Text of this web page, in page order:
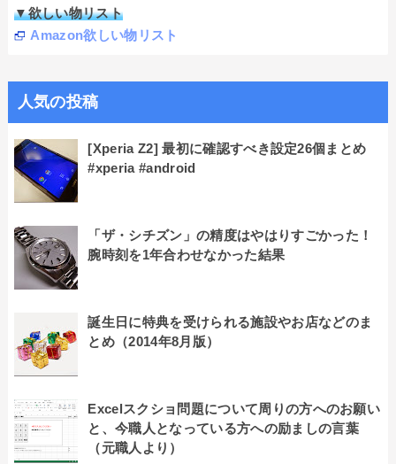
▼欲しい物リスト
Amazon欲しい物リスト
人気の投稿
[Xperia Z2] 最初に確認すべき設定26個まとめ
#xperia #android
「ザ・シチズン」の精度はやはりすごかった！
腕時刻を1年合わせなかった結果
誕生日に特典を受けられる施設やお店などのま
とめ（2014年8月版）
Excelスクショ問題について周りの方へのお願い
と、今職人となっている方への励ましの言葉
（元職人より）